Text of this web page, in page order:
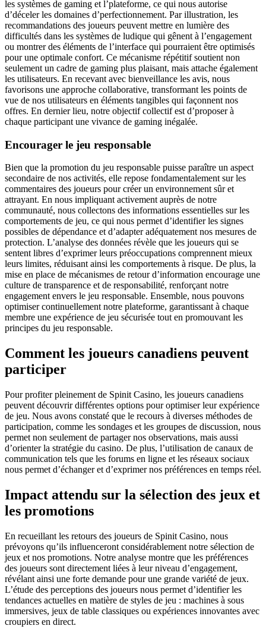
les systèmes de gaming et l’plateforme, ce qui nous autorise
d’déceler les domaines d’perfectionnement. Par illustration, les
recommandations des joueurs peuvent mettre en lumière des
difficultés dans les systèmes de ludique qui gênent à l’engagement
ou montrer des éléments de l’interface qui pourraient être optimisés
pour une optimale confort. Ce mécanisme répétitif soutient non
seulement un cadre de gaming plus plaisant, mais attache également
les utilisateurs. En recevant avec bienveillance les avis, nous
favorisons une approche collaborative, transformant les points de
vue de nos utilisateurs en éléments tangibles qui façonnent nos
offres. En dernier lieu, notre objectif collectif est d’proposer à
chaque participant une vivance de gaming inégalée.
Encourager le jeu responsable
Bien que la promotion du jeu responsable puisse paraître un aspect
secondaire de nos activités, elle repose fondamentalement sur les
commentaires des joueurs pour créer un environnement sûr et
attrayant. En nous impliquant activement auprès de notre
communauté, nous collectons des informations essentielles sur les
comportements de jeu, ce qui nous permet d’identifier les signes
possibles de dépendance et d’adapter adéquatement nos mesures de
protection. L’analyse des données révèle que les joueurs qui se
sentent libres d’exprimer leurs préoccupations comprennent mieux
leurs limites, réduisant ainsi les comportements à risque. De plus, la
mise en place de mécanismes de retour d’information encourage une
culture de transparence et de responsabilité, renforçant notre
engagement envers le jeu responsable. Ensemble, nous pouvons
optimiser continuellement notre plateforme, garantissant à chaque
membre une expérience de jeu sécurisée tout en promouvant les
principes du jeu responsable.
Comment les joueurs canadiens peuvent
participer
Pour profiter pleinement de Spinit Casino, les joueurs canadiens
peuvent découvrir différentes options pour optimiser leur expérience
de jeu. Nous avons constaté que le recours à diverses méthodes de
participation, comme les sondages et les groupes de discussion, nous
permet non seulement de partager nos observations, mais aussi
d’orienter la stratégie du casino. De plus, l’utilisation de canaux de
communication tels que les forums en ligne et les réseaux sociaux
nous permet d’échanger et d’exprimer nos préférences en temps réel.
Impact attendu sur la sélection des jeux et
les promotions
En recueillant les retours des joueurs de Spinit Casino, nous
prévoyons qu’ils influenceront considérablement notre sélection de
jeux et nos promotions. Notre analyse montre que les préférences
des joueurs sont directement liées à leur niveau d’engagement,
révélant ainsi une forte demande pour une grande variété de jeux.
L’étude des perceptions des joueurs nous permet d’identifier les
tendances actuelles en matière de styles de jeu : machines à sous
immersives, jeux de table classiques ou expériences innovantes avec
croupiers en direct.